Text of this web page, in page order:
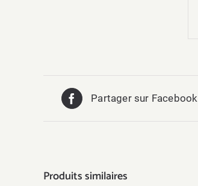
Partager sur Facebook
Produits similaires